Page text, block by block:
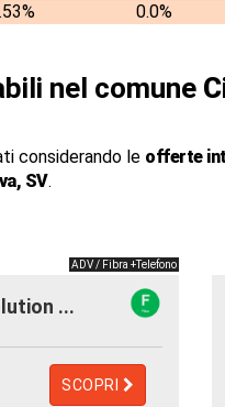
0.0%
nel comune
considerando le offerte
SV.
ADV / Fibra +Telefono
...
SCOPRI